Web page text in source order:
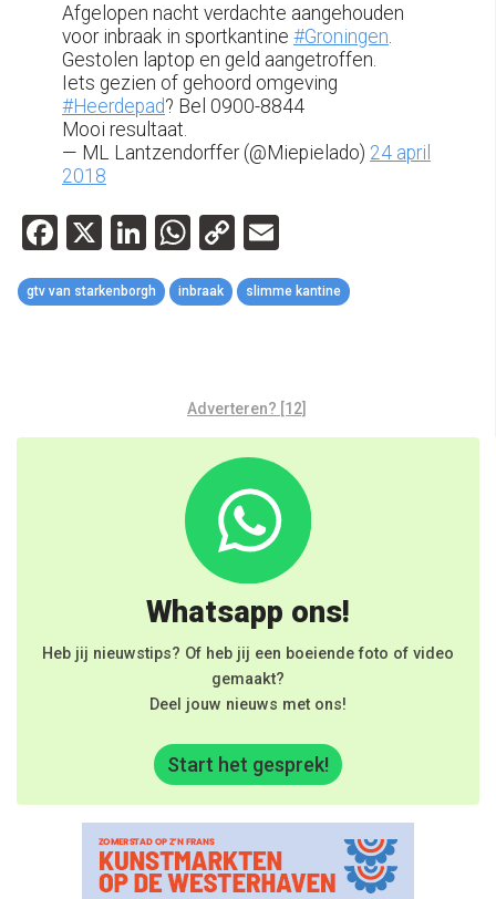
Afgelopen nacht verdachte aangehouden
voor inbraak in sportkantine #Groningen
Gestolen laptop en geld aangetroffen.
Iets gezien of gehoord omgeving
#Heerdepad? Bel 0900-8844
Mooi resultaat.
— ML Lantzendorffer (@Miepielado) 24 april
2018
Facebook
X LinkedIn
WhatsApp
Copy
Link
gtv van starkenborgh inbraak slimme kantine
Adverteren? [12]
Whatsapp ons!
Heb jij nieuwstips? Of heb jij een boeiende foto of video
gemaakt?
Deel jouw nieuws met ons!
Start het gesprek!